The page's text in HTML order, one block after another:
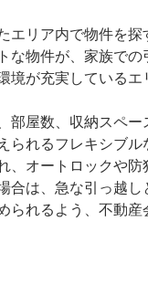
エリア内で物件を
物件が、家族での
が充実しているエ
部屋数、収納スペー
られるフレキシブ
、オートロックや
合は、急な引っ越
られるよう、不動